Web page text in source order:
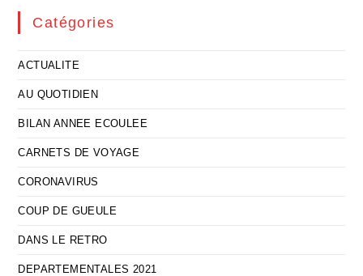
Catégories
ACTUALITE
AU QUOTIDIEN
BILAN ANNEE ECOULEE
CARNETS DE VOYAGE
CORONAVIRUS
COUP DE GUEULE
DANS LE RETRO
DEPARTEMENTALES 2021